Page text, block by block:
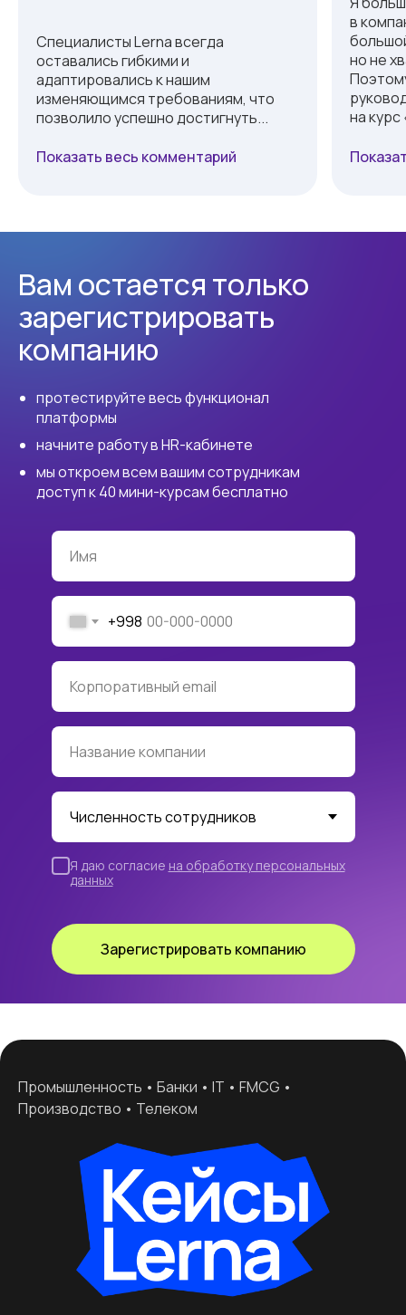
Специалисты Lerna всегда
оставались гибкими и
адаптировались к нашим
изменяющимся требованиям, что
позволило успешно достигнуть...
Показать весь комментарий
в
но не
на
Имя
+998
Корпоративный email
Название компании
Я даю согласие на обработку персональных
данных
Зарегистрировать компанию
Вам остается только
зарегистрировать
компанию
протестируйте весь функционал
платформы
начните работу в HR-кабинете
мы откроем всем вашим сотрудникам
доступ к 40 мини-курсам бесплатно
Промышленность • Банки • IT • FMCG •
Производство • Телеком